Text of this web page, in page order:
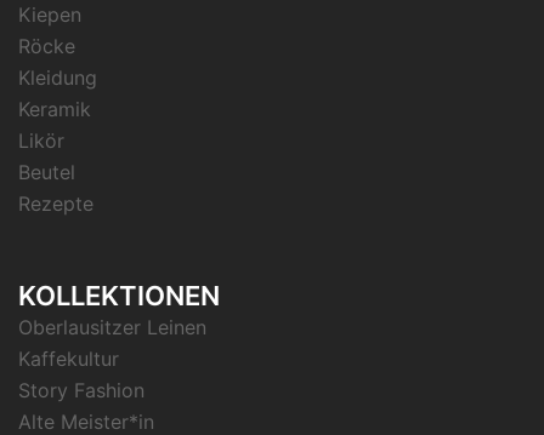
Kiepen
Röcke
Kleidung
Keramik
Likör
Beutel
Rezepte
KOLLEKTIONEN
Oberlausitzer Leinen
Kaffekultur
Story Fashion
Alte Meister*in